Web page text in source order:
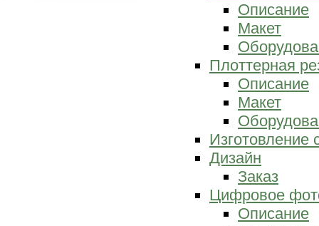
Описание
Макет
Плоттерная
Описание
Макет
Изготовление
Дизайн
Заказ
Цифровое
Описание